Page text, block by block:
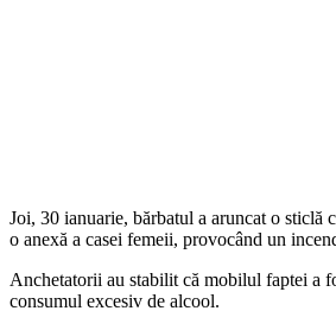
Joi, 30 ianuarie, bărbatul a aruncat o sticlă
o anexă a casei femeii, provocând un
Anchetatorii au stabilit că mobilul faptei a
consumul excesiv de alcool.